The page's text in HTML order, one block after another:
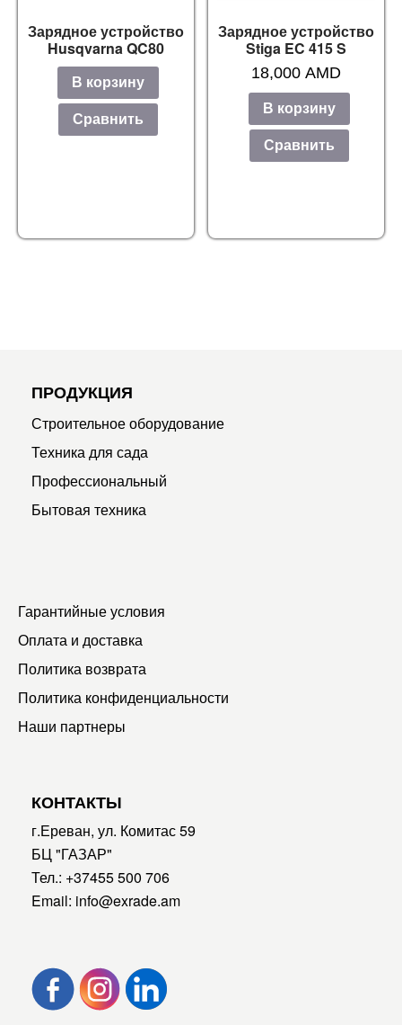
Зарядное устройство
Husqvarna QC80
В корзину
Сравнить
Зарядное устройство
Stiga EC 415 S
18,000AMD
В корзину
Сравнить
ПРОДУКЦИЯ
Строительное оборудование
Техника для сада
Профессиональный
Бытовая техника
Гарантийные условия
Оплата и доставка
Политика возврата
Политика конфиденциальности
Наши партнеры
КОНТАКТЫ
г.Ереван, ул. Комитас 59
БЦ "ГАЗАР"
Тел.: +37455 500 706
Email: info@exrade.am